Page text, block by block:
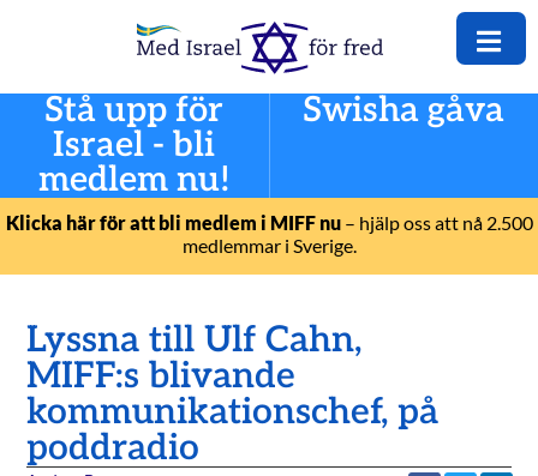
Stå upp för
Israel - bli
medlem nu!
Swisha gåva
Klicka här för att bli medlem i MIFF nu– hjälp oss att nå 2.500
medlemmar i Sverige.
Lyssna till Ulf Cahn,
MIFF:s blivande
kommunikationschef, på
poddradio